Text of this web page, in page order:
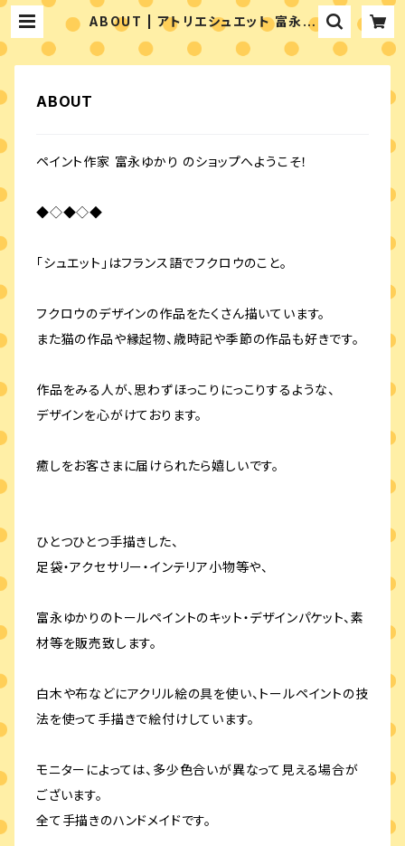
ABOUT | アトリエシュエット 富永ゆ
かりのペイントショップ
ABOUT
ペイント作家 富永ゆかり のショップへようこそ！
◆◇◆◇◆
「シュエット」はフランス語でフクロウのこと。
フクロウのデザインの作品をたくさん描いています。
また猫の作品や縁起物、歳時記や季節の作品も好きです。
作品をみる人が、思わずほっこりにっこりするような、
デザインを心がけております。
癒しをお客さまに届けられたら嬉しいです。
ひとつひとつ手描きした、
足袋・アクセサリー・インテリア小物等や、
富永ゆかりのトールペイントのキット・デザインパケット、素
材等を販売致します。
白木や布などにアクリル絵の具を使い、トールペイントの技
法を使って手描きで絵付けしています。
モニターによっては、多少色合いが異なって見える場合が
ございます。
全て手描きのハンドメイドです。